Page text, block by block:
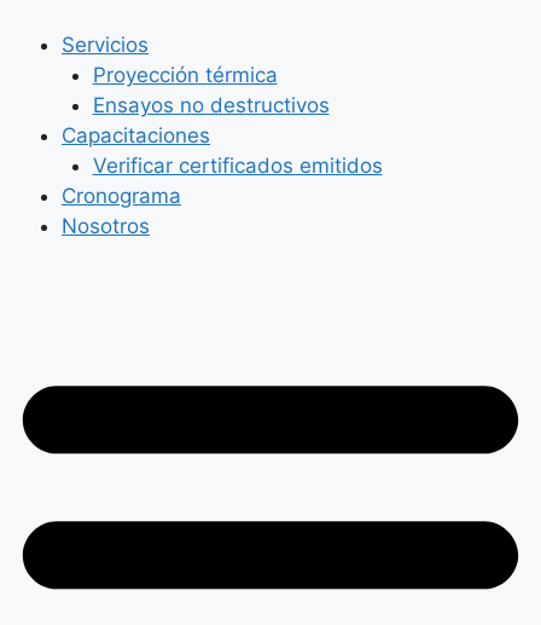
Servicios
Proyección térmica
Ensayos no destructivos
Capacitaciones
Verificar certificados emitidos
Cronograma
Nosotros